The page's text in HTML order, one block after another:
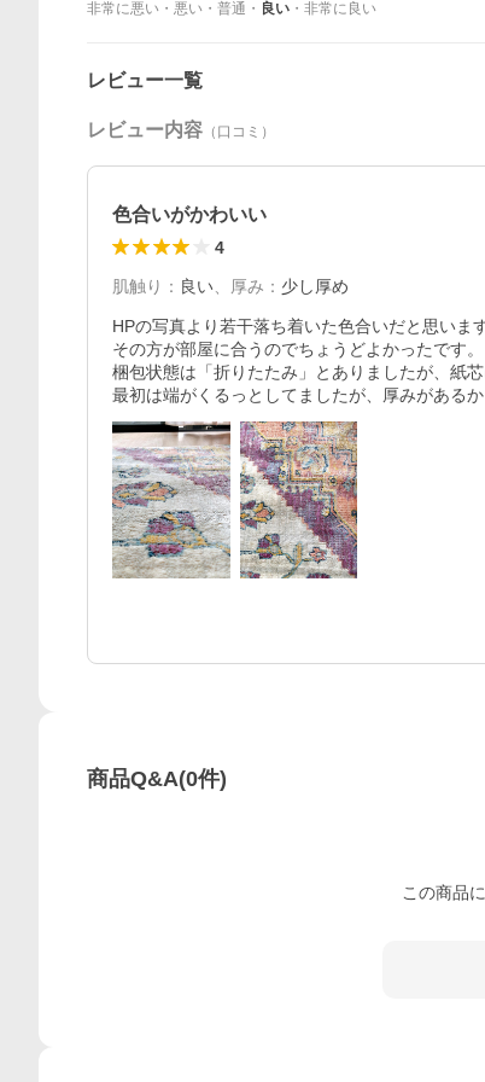
非常に悪い ・ 悪い ・ 普通 ・ 良い ・ 非常に良い
レビュー一覧
レビュー内容 （口コミ）
色合いがかわいい
4
肌触り ： 良い 厚み ： 少し厚め
HPの写真より若干落ち着いた色合いだと思います
その方が部屋に合うのでちょうどよかったです。
梱包状態は「折りたたみ」とありましたが、紙
最初は端がくるっとしてましたが、厚みがある
商品Q&A(0件)
この商品